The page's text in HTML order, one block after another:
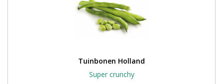
Tuinbonen Holland
Super crunchy